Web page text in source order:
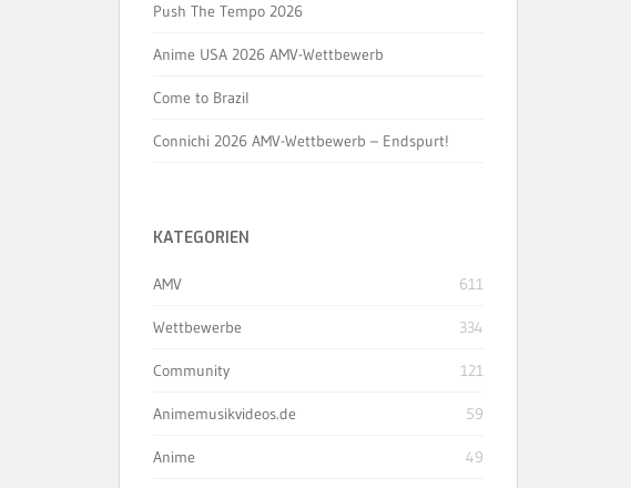
Push The Tempo 2026
Anime USA 2026 AMV-Wettbewerb
Come to Brazil
Connichi 2026 AMV-Wettbewerb – Endspurt!
KATEGORIEN
AMV 611
Wettbewerbe 334
Community 121
Animemusikvideos.de 59
Anime 49